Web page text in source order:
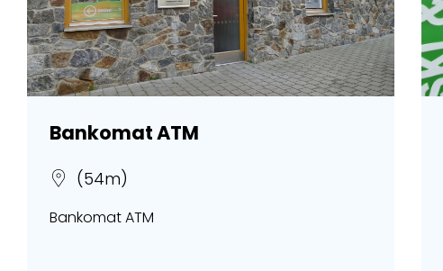
Bankomat ATM
(54m)
Bankomat ATM